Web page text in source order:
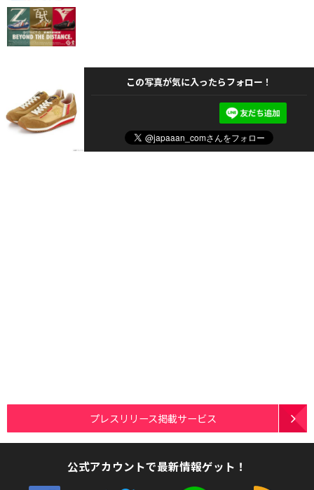
この写真が気に入ったらフォロー！
プレスリリース掲載サービス
公式アカウントで最新情報ゲット！